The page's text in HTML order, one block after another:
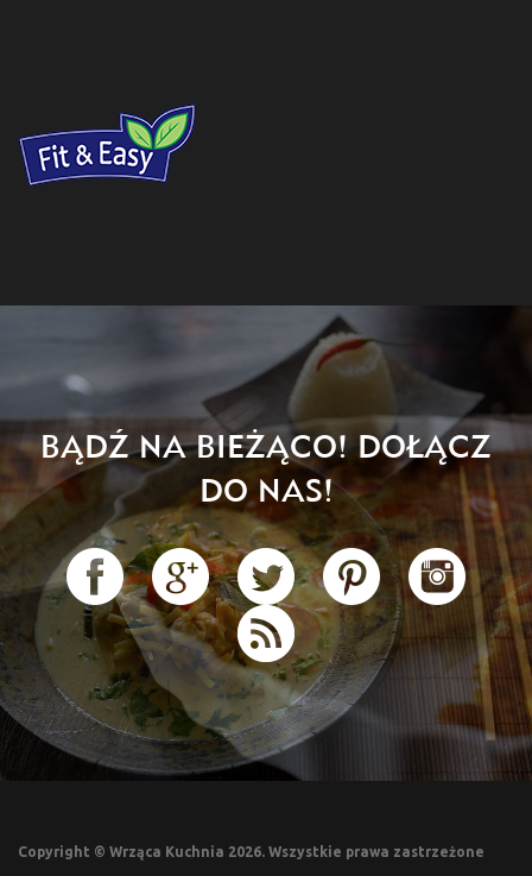
BĄDŹ NA BIEŻĄCO! DOŁĄCZ
DO NAS!
Copyright © Wrząca Kuchnia 2026. Wszystkie prawa zastrzeżone